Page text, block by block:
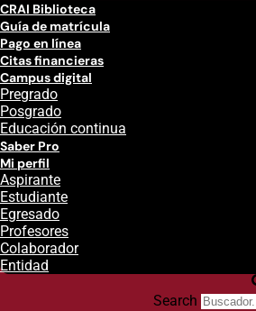
CRAI Biblioteca
Guía de matrícula
Pago en línea
Citas financieras
Campus digital
Pregrado
Posgrado
Educación continua
Saber Pro
Mi perfil
Aspirante
Estudiante
Egresado
Profesores
Colaborador
Entidad
Search